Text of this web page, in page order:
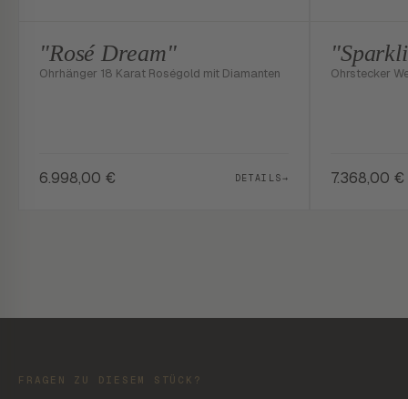
"Rosé Dream"
Ohrhänger 18 Karat Roségold mit Diamanten
6.998,00 € DETAILS→
Ohrstecker
7.368,00 €
FRAGEN ZU DIESEM STÜCK?